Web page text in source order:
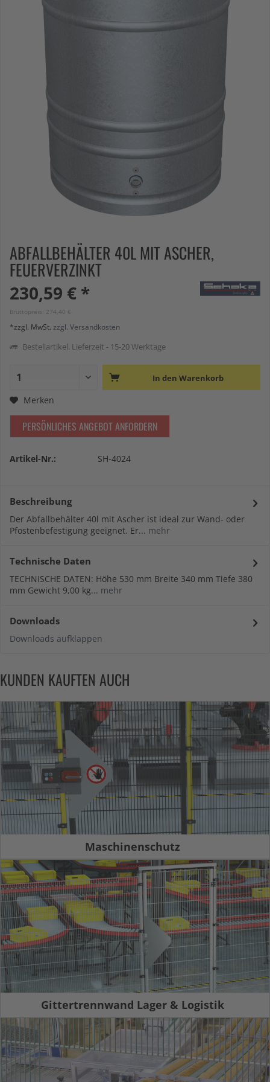
ABFALLBEHÄLTER 40L MIT ASCHER,
FEUERVERZINKT
230,59 € *
Bruttopreis: 274,40 €
*zzgl. MwSt. zzgl. Versandkosten
Bestellartikel. Lieferzeit - 15-20 Werktage
In den Warenkorb
Merken
PERSÖNLICHES ANGEBOT ANFORDERN
Artikel-Nr.: SH-4024
Beschreibung
Der Abfallbehälter 40l mit Ascher ist ideal zur Wand- oder
Pfostenbefestigung geeignet. Er... mehr
Technische Daten
TECHNISCHE DATEN: Höhe 530 mm Breite 340 mm Tiefe 380
mm Gewicht 9,00 kg... mehr
Downloads
Downloads aufklappen
KUNDEN KAUFTEN AUCH
Maschinenschutz
Gittertrennwand Lager & Logistik